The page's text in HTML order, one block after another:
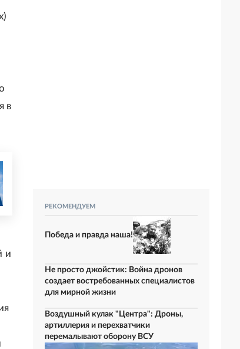
в
и
РЕКОМЕНДУЕМ
Победа и правда наша!
Не просто джойстик: Война дронов
создает востребованных специалистов
для мирной жизни
Воздушный кулак "Центра": Дроны,
артиллерия и перехватчики
перемалывают оборону ВСУ